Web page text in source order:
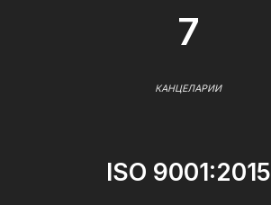
7
КАНЦЕЛАРИИ
ISO 9001:2015